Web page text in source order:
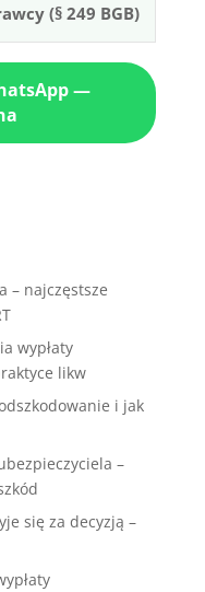
(§ 249 BGB)
—
– najczęstsze
wypłaty
likw
i jak
–
się za decyzją –